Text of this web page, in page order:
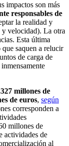
impactos son más
responsables de
la realidad y
y velocidad). La otra
Esta última
saquen a relucir
de carga de
millones de
de euros, según
corresponden a
millones de
actividades de
al